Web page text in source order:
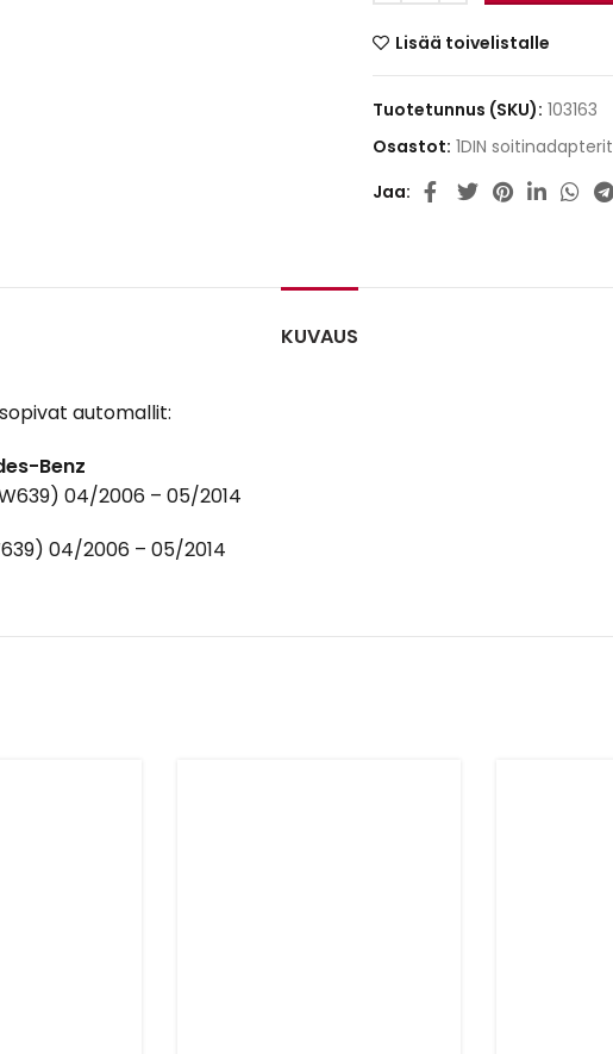
Lisää toivelistalle
Tuotetunnus (SKU): 103163
Osastot: 1DIN soitinadapterit
Jaa
KUVAUS
automallit:
Benz
04/2006 – 05/2014
04/2006 – 05/2014